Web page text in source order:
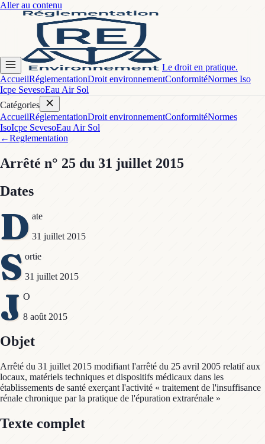
Aller au contenu
Le droit en pratique.
AccueilRéglementationDroit environnementConformitéNormes Iso
Icpe SevesoEau Air Sol
Catégories
AccueilRéglementationDroit environnementConformitéNormes
IsoIcpe SevesoEau Air Sol
←Reglementation
Arrêté n° 25 du 31 juillet 2015
Dates
D ate
31 juillet 2015
S ortie
31 juillet 2015
J O
8 août 2015
Objet
Arrêté du 31 juillet 2015 modifiant l'arrêté du 25 avril 2005 relatif aux
locaux, matériels techniques et dispositifs médicaux dans les
établissements de santé exerçant l'activité « traitement de l'insuffisance
rénale chronique par la pratique de l'épuration extrarénale »
Texte complet